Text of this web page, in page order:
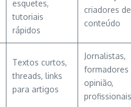
esquetes,
tutoriais
rápidos
criadores de
conteúdo
Textos curtos,
threads, links
para artigos
Jornalistas,
formadores
opinião,
profissionais